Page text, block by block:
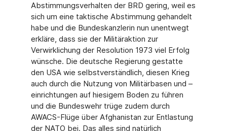
Abstimmungsverhalten der BRD gering, weil es
sich um eine taktische Abstimmung gehandelt
habe und die Bundeskanzlerin nun unentwegt
erkläre, dass sie der Militäraktion zur
Verwirklichung der Resolution 1973 viel Erfolg
wünsche. Die deutsche Regierung gestatte
den USA wie selbstverständlich, diesen Krieg
auch durch die Nutzung von Militärbasen und –
einrichtungen auf hiesigem Boden zu führen
und die Bundeswehr trüge zudem durch
AWACS-Flüge über Afghanistan zur Entlastung
der NATO bei. Das alles sind natürlich